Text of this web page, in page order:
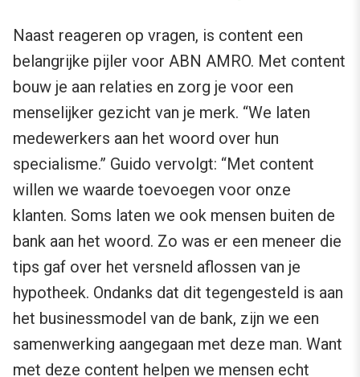
Naast reageren op vragen, is content een
belangrijke pijler voor ABN AMRO. Met content
bouw je aan relaties en zorg je voor een
menselijker gezicht van je merk. “We laten
medewerkers aan het woord over hun
specialisme.” Guido vervolgt: “Met content
willen we waarde toevoegen voor onze
klanten. Soms laten we ook mensen buiten de
bank aan het woord. Zo was er een meneer die
tips gaf over het versneld aflossen van je
hypotheek. Ondanks dat dit tegengesteld is aan
het businessmodel van de bank, zijn we een
samenwerking aangegaan met deze man. Want
met deze content helpen we mensen echt